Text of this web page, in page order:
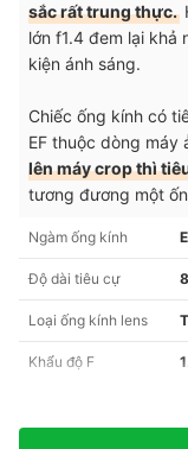
sắc rất trung thực.
lớn f1.4 đem lại khả
kiện ánh sáng.
Chiếc ống kính có
EF thuộc dòng máy
lên máy crop thì
tương đương một
Ngàm ống kính
Độ dài tiêu cự
Loại ống kính lens
Khẩu độ F